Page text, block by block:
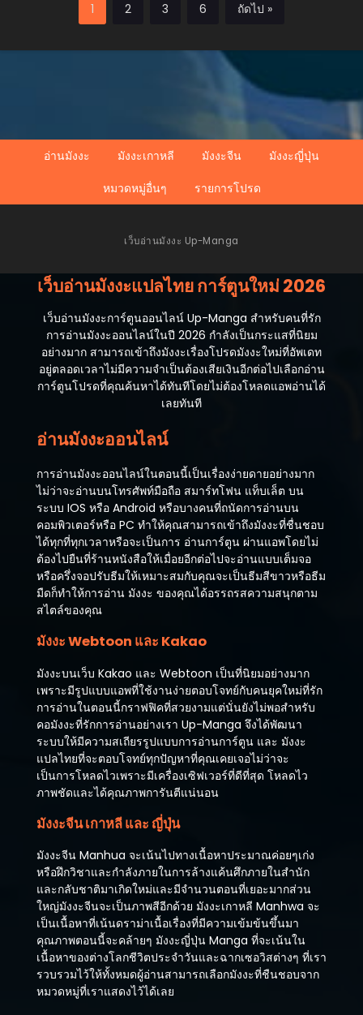
1 2 3 6 ถัดไป »
อ่านมังงะ มังงะเกาหลี มังงะจีน
มังงะญี่ปุ่น
หมวดหมู่อื่นๆ
รายการโปรด
เว็บอ่านมังงะ Up-Manga
เว็บอ่านมังงะแปลไทย การ์ตูนใหม่ 2026
เว็บอ่านมังงะการ์ตูนออนไลน์ Up-Manga สำหรับคนที่รัก
การอ่านมังงะออนไลน์ในปี 2026 กำลังเป็นกระแสที่นิยม
อย่างมาก สามารถเข้าถึงมังงะเรื่องโปรดมังงะใหม่ที่อัพเดท
อยู่ตลอดเวลาไม่มีความจำเป็นต้องเสียเงินอีกต่อไปเลือกอ่าน
การ์ตูนโปรดที่คุณค้นหาได้ทันทีโดยไม่ต้องโหลดแอพอ่านได้
เลยทันที
อ่านมังงะออนไลน์
การอ่านมังงะออนไลน์ในตอนนี้เป็นเรื่องง่ายดายอย่างมาก
ไม่ว่าจะอ่านบนโทรศัพท์มือถือ สมาร์ทโฟน แท็บเล็ต บน
ระบบ IOS หรือ Android หรือบางคนที่ถนัดการอ่านบน
คอมพิวเตอร์หรือ PC ทำให้คุณสามารถเข้าถึงมังงะที่ชื่นชอบ
ได้ทุกที่ทุกเวลาหรือจะเป็นการ อ่านการ์ตูน ผ่านแอพโดยไม่
ต้องไปยืนที่ร้านหนังสือให้เมื่อยอีกต่อไปจะอ่านแบบเต็มจอ
หรือครึ่งจอปรับธีมให้เหมาะสมกับคุณจะเป็นธีมสีขาวหรือธีม
มืดก็ทำให้การอ่าน มังงะ ของคุณได้อรรถรสความสนุกตาม
สไตล์ของคุณ
มังงะ Webtoon และ Kakao
มังงะบนเว็บ Kakao และ Webtoon เป็นที่นิยมอย่างมาก
เพราะมีรูปแบบแอพที่ใช้งานง่ายตอบโจทย์กับคนยุคใหม่ที่รัก
การอ่านในตอนนี้กราฟฟิคที่สวยงามแต่นั่นยังไม่พอสำหรับ
คอมังงะที่รักการอ่านอย่างเรา Up-Manga จึงได้พัฒนา
ระบบให้มีความสเถียรรูปแบบการอ่านการ์ตูน และ มังงะ
แปลไทยที่จะตอบโจทย์ทุกปัญหาที่คุณเคยเจอไม่ว่าจะ
เป็นการโหลดไวเพราะมีเครื่องเซิฟเวอร์ที่ดีที่สุด โหลดไว
ภาพชัดและได้คุณภาพการันตีแน่นอน
มังงะจีน เกาหลี และ ญี่ปุ่น
มังงะจีน Manhua จะเน้นไปทางเนื้อหาประมาณค่อยๆเก่ง
หรือฝึกวิชาและกำลังภายในการล้างแค้นศึกภายในสำนัก
และกลับชาติมาเกิดใหม่และมีจำนวนตอนที่เยอะมากส่วน
ใหญ่มังงะจีนจะเป็นภาพสีอีกด้วย มังงะเกาหลี Manhwa จะ
เป็นเนื้อหาที่เน้นดราม่าเนื้อเรื่องที่มีความเข้มข้นขึ้นมา
คุณภาพตอนนี้จะคล้ายๆ มังงะญี่ปุ่น Manga ที่จะเน้นใน
เนื้อหาของต่างโลกชีวิตประจำวันและฉากเซอวิสต่างๆ ที่เรา
รวบรวมไว้ให้ทั้งหมดผู้อ่านสามารถเลือกมังงะที่ชืนชอบจาก
หมวดหมู่ที่เราแสดงไว้ได้เลย